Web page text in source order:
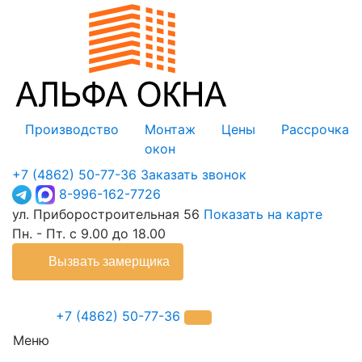
Производство
Монтаж
окон
Цены Рассрочка
+7 (4862) 50-77-36 Заказать звонок
8-996-162-7726
ул. Приборостроительная 56 Показать на карте
Пн. - Пт. с 9.00 до 18.00
Вызвать замерщика
+7 (4862) 50-77-36
Меню